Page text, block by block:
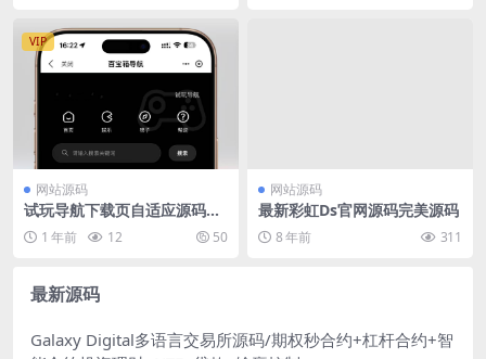
VIP
网站源码
试玩导航下载页自适应源码带
后台1 年前 12 50
网站源码
最新彩虹Ds官网源码完美源码
8 年前 311
最新源码
Galaxy Digital多语言交易所源码/期权秒合约+杠杆合约+智